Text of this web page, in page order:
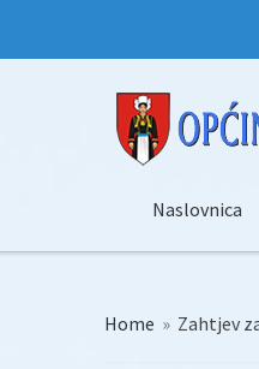
Naslovnica
Home » Zahtjev